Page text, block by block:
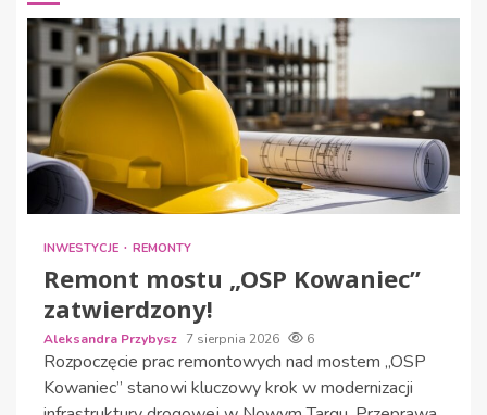
INWESTYCJE REMONTY
Remont mostu „OSP Kowaniec”
zatwierdzony!
Aleksandra Przybysz 7 sierpnia 2026 6
Rozpoczęcie prac remontowych nad mostem „OSP
Kowaniec” stanowi kluczowy krok w modernizacji